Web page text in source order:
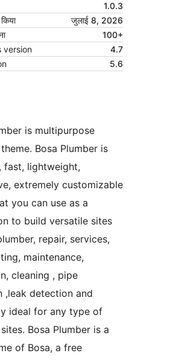
1.0.3
जुलाई 8, 2026
100+
version
4.7
5.6
is multipurpose
Bosa Plumber is
fast, lightweight,
extremely customizable
you can use as a
to build versatile sites
repair, services,
maintenance,
cleaning , pipe
,leak detection and
ideal for any type of
Bosa Plumber is a
of Bosa, a free